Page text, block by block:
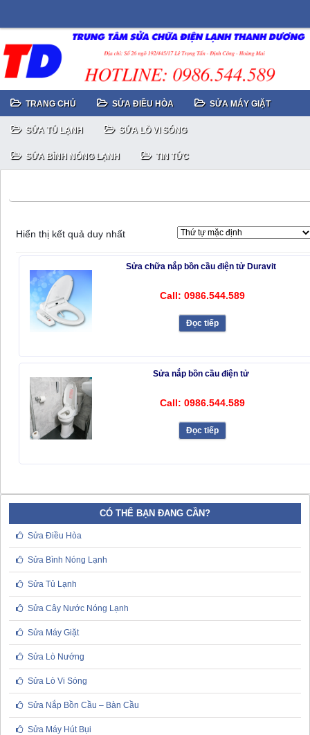
TRANG CHỦ SỬA ĐIỀU HÒA SỬA MÁY GIẶT
SỬA TỦ LẠNH SỬA LÒ VI SÓNG
SỬA BÌNH NÓNG LẠNH TIN TỨC
Hiển thị kết quả duy nhất
Sửa chữa nắp bồn cầu điện tử Duravit
Call: 0986.544.589
Đọc tiếp
Sửa nắp bồn cầu điện tử
Call: 0986.544.589
Đọc tiếp
CÓ THỂ BẠN ĐANG CẦN?
Sửa Điều Hòa
Sửa Bình Nóng Lạnh
Sửa Tủ Lạnh
Sửa Cây Nước Nóng Lạnh
Sửa Máy Giặt
Sửa Lò Nướng
Sửa Lò Vi Sóng
Sửa Nắp Bồn Cầu – Bàn Cầu
Sửa Máy Hút Bụi